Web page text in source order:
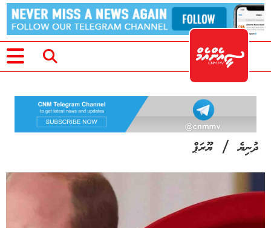
ދުނިޔެ/ޔޫރަޕް